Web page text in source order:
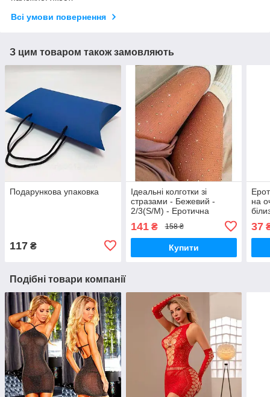
Всі умови повернення
З цим товаром також замовляють
Подарункова упаковка
117 ₴
Ідеальні колготки зі
стразами - Бежевий -
2/3(S/M) - Еротична
141₴ 158 ₴
Купити
на
37
Подібні товари компанії